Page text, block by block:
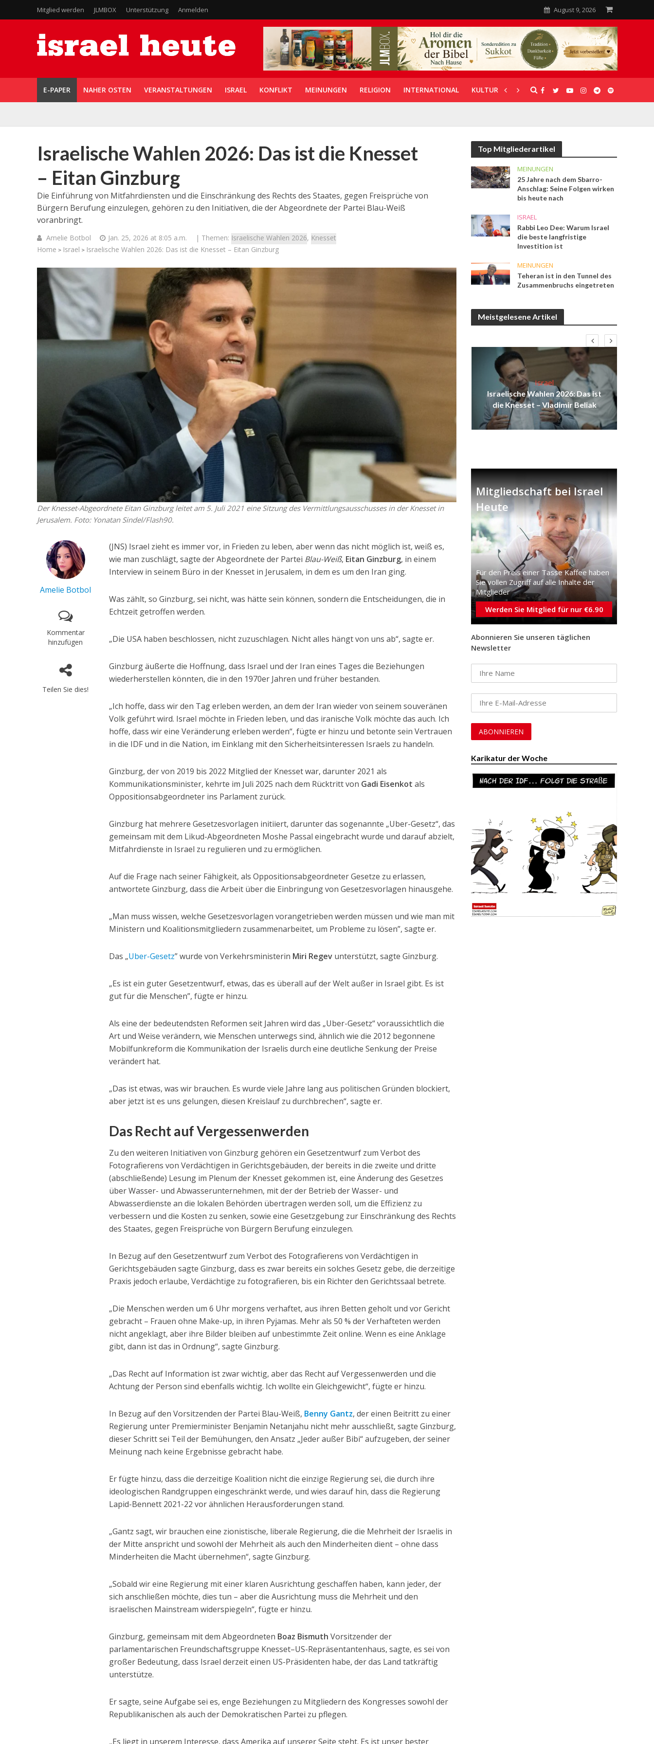
Mitglied werden JLMBOX Unterstützung Anmelden August 9, 2026
E-PAPER NAHER OSTEN VERANSTALTUNGEN ISRAEL KONFLIKT MEINUNGEN RELIGION INTERNATIONAL KULTUR UNTERSTÜTZUNG
Israelische Wahlen 2026: Das ist die Knesset
– Eitan Ginzburg
Die Einführung von Mitfahrdiensten und die Einschränkung des Rechts des Staates, gegen Freisprüche von
Bürgern Berufung einzulegen, gehören zu den Initiativen, die der Abgeordnete der Partei Blau-Weiß
voranbringt.
Amelie Botbol Jan. 25, 2026 at 8:05 a.m. | Themen: Israelische Wahlen 2026, Knesset
Home > Israel > Israelische Wahlen 2026: Das ist die Knesset – Eitan Ginzburg
Der Knesset-Abgeordnete Eitan Ginzburg leitet am 5. Juli 2021 eine Sitzung des Vermittlungsausschusses in der Knesset in
Jerusalem. Foto: Yonatan Sindel/Flash90.
Amelie Botbol
Kommentar
hinzufügen
Teilen Sie dies!
(JNS) Israel zieht es immer vor, in Frieden zu leben, aber wenn das nicht möglich ist, weiß es,
wie man zuschlägt, sagte der Abgeordnete der Partei Blau-Weiß, Eitan Ginzburg, in einem
Interview in seinem Büro in der Knesset in Jerusalem, in dem es um den Iran ging.
Was zählt, so Ginzburg, sei nicht, was hätte sein können, sondern die Entscheidungen, die in
Echtzeit getroffen werden.
„Die USA haben beschlossen, nicht zuzuschlagen. Nicht alles hängt von uns ab“, sagte er.
Ginzburg äußerte die Hoffnung, dass Israel und der Iran eines Tages die Beziehungen
wiederherstellen könnten, die in den 1970er Jahren und früher bestanden.
„Ich hoffe, dass wir den Tag erleben werden, an dem der Iran wieder von seinem souveränen
Volk geführt wird. Israel möchte in Frieden leben, und das iranische Volk möchte das auch. Ich
hoffe, dass wir eine Veränderung erleben werden“, fügte er hinzu und betonte sein Vertrauen
in die IDF und in die Nation, im Einklang mit den Sicherheitsinteressen Israels zu handeln.
Ginzburg, der von 2019 bis 2022 Mitglied der Knesset war, darunter 2021 als
Kommunikationsminister, kehrte im Juli 2025 nach dem Rücktritt von Gadi Eisenkot als
Oppositionsabgeordneter ins Parlament zurück.
Ginzburg hat mehrere Gesetzesvorlagen initiiert, darunter das sogenannte „Uber-Gesetz“, das
gemeinsam mit dem Likud-Abgeordneten Moshe Passal eingebracht wurde und darauf abzielt,
Mitfahrdienste in Israel zu regulieren und zu ermöglichen.
Auf die Frage nach seiner Fähigkeit, als Oppositionsabgeordneter Gesetze zu erlassen,
antwortete Ginzburg, dass die Arbeit über die Einbringung von Gesetzesvorlagen hinausgehe.
„Man muss wissen, welche Gesetzesvorlagen vorangetrieben werden müssen und wie man mit
Ministern und Koalitionsmitgliedern zusammenarbeitet, um Probleme zu lösen”, sagte er.
Das „Uber-Gesetz” wurde von Verkehrsministerin Miri Regev unterstützt, sagte Ginzburg.
„Es ist ein guter Gesetzentwurf, etwas, das es überall auf der Welt außer in Israel gibt. Es ist
gut für die Menschen”, fügte er hinzu.
Als eine der bedeutendsten Reformen seit Jahren wird das „Uber-Gesetz“ voraussichtlich die
Art und Weise verändern, wie Menschen unterwegs sind, ähnlich wie die 2012 begonnene
Mobilfunkreform die Kommunikation der Israelis durch eine deutliche Senkung der Preise
verändert hat.
„Das ist etwas, was wir brauchen. Es wurde viele Jahre lang aus politischen Gründen blockiert,
aber jetzt ist es uns gelungen, diesen Kreislauf zu durchbrechen“, sagte er.
Das Recht auf Vergessenwerden
Zu den weiteren Initiativen von Ginzburg gehören ein Gesetzentwurf zum Verbot des
Fotografierens von Verdächtigen in Gerichtsgebäuden, der bereits in die zweite und dritte
(abschließende) Lesung im Plenum der Knesset gekommen ist, eine Änderung des Gesetzes
über Wasser- und Abwasserunternehmen, mit der der Betrieb der Wasser- und
Abwasserdienste an die lokalen Behörden übertragen werden soll, um die Effizienz zu
verbessern und die Kosten zu senken, sowie eine Gesetzgebung zur Einschränkung des Rechts
des Staates, gegen Freisprüche von Bürgern Berufung einzulegen.
In Bezug auf den Gesetzentwurf zum Verbot des Fotografierens von Verdächtigen in
Gerichtsgebäuden sagte Ginzburg, dass es zwar bereits ein solches Gesetz gebe, die derzeitige
Praxis jedoch erlaube, Verdächtige zu fotografieren, bis ein Richter den Gerichtssaal betrete.
„Die Menschen werden um 6 Uhr morgens verhaftet, aus ihren Betten geholt und vor Gericht
gebracht – Frauen ohne Make-up, in ihren Pyjamas. Mehr als 50 % der Verhafteten werden
nicht angeklagt, aber ihre Bilder bleiben auf unbestimmte Zeit online. Wenn es eine Anklage
gibt, dann ist das in Ordnung“, sagte Ginzburg.
„Das Recht auf Information ist zwar wichtig, aber das Recht auf Vergessenwerden und die
Achtung der Person sind ebenfalls wichtig. Ich wollte ein Gleichgewicht“, fügte er hinzu.
In Bezug auf den Vorsitzenden der Partei Blau-Weiß, Benny Gantz, der einen Beitritt zu einer
Regierung unter Premierminister Benjamin Netanjahu nicht mehr ausschließt, sagte Ginzburg,
dieser Schritt sei Teil der Bemühungen, den Ansatz „Jeder außer Bibi“ aufzugeben, der seiner
Meinung nach keine Ergebnisse gebracht habe.
Er fügte hinzu, dass die derzeitige Koalition nicht die einzige Regierung sei, die durch ihre
ideologischen Randgruppen eingeschränkt werde, und wies darauf hin, dass die Regierung
Lapid-Bennett 2021-22 vor ähnlichen Herausforderungen stand.
„Gantz sagt, wir brauchen eine zionistische, liberale Regierung, die die Mehrheit der Israelis in
der Mitte anspricht und sowohl der Mehrheit als auch den Minderheiten dient – ohne dass
Minderheiten die Macht übernehmen“, sagte Ginzburg.
„Sobald wir eine Regierung mit einer klaren Ausrichtung geschaffen haben, kann jeder, der
sich anschließen möchte, dies tun – aber die Ausrichtung muss die Mehrheit und den
israelischen Mainstream widerspiegeln“, fügte er hinzu.
Ginzburg, gemeinsam mit dem Abgeordneten Boaz Bismuth Vorsitzender der
parlamentarischen Freundschaftsgruppe Knesset–US-Repräsentantenhaus, sagte, es sei von
großer Bedeutung, dass Israel derzeit einen US-Präsidenten habe, der das Land tatkräftig
unterstütze.
Er sagte, seine Aufgabe sei es, enge Beziehungen zu Mitgliedern des Kongresses sowohl der
Republikanischen als auch der Demokratischen Partei zu pflegen.
„Es liegt in unserem Interesse, dass Amerika auf unserer Seite steht. Es ist unser bester
Top Mitgliederartikel
MEINUNGEN
25 Jahre nach dem Sbarro-
Anschlag: Seine Folgen wirken
bis heute nach
ISRAEL
Rabbi Leo Dee: Warum Israel
die beste langfristige
Investition ist
MEINUNGEN
Teheran ist in den Tunnel des
Zusammenbruchs eingetreten
Meistgelesene Artikel
Israel
Israelische Wahlen 2026: Das ist
die Knesset – Moshe Abutbul
Meinungen
„Die Blockade erscheint derzeit
weitaus attraktiver als ein Krieg“
Israel
Israelische Wahlen 2026: Das ist
die Knesset – Vladimir Beliak
Mitgliedschaft bei Israel
Heute
Für den Preis einer Tasse Kaffee haben
Sie vollen Zugriff auf alle Inhalte der
Mitglieder
Werden Sie Mitglied für nur €6.90
Abonnieren Sie unseren täglichen
Newsletter
Karikatur der Woche